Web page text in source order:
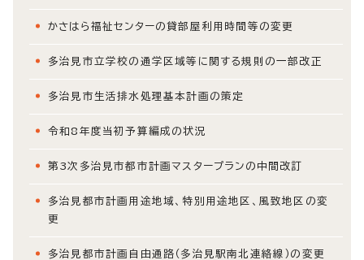
かさはら福祉センターの貸部屋利用時間等の変更
多治見市立学校の通学区域等に関する規則の一部改正
多治見市生活排水処理基本計画の策定
令和8年度当初予算編成の状況
第3次多治見市都市計画マスタープランの中間改訂
多治見都市計画用途地域、特別用途地区、風致地区の変
更
多治見都市計画自由通路（多治見駅南北連絡線）の変更